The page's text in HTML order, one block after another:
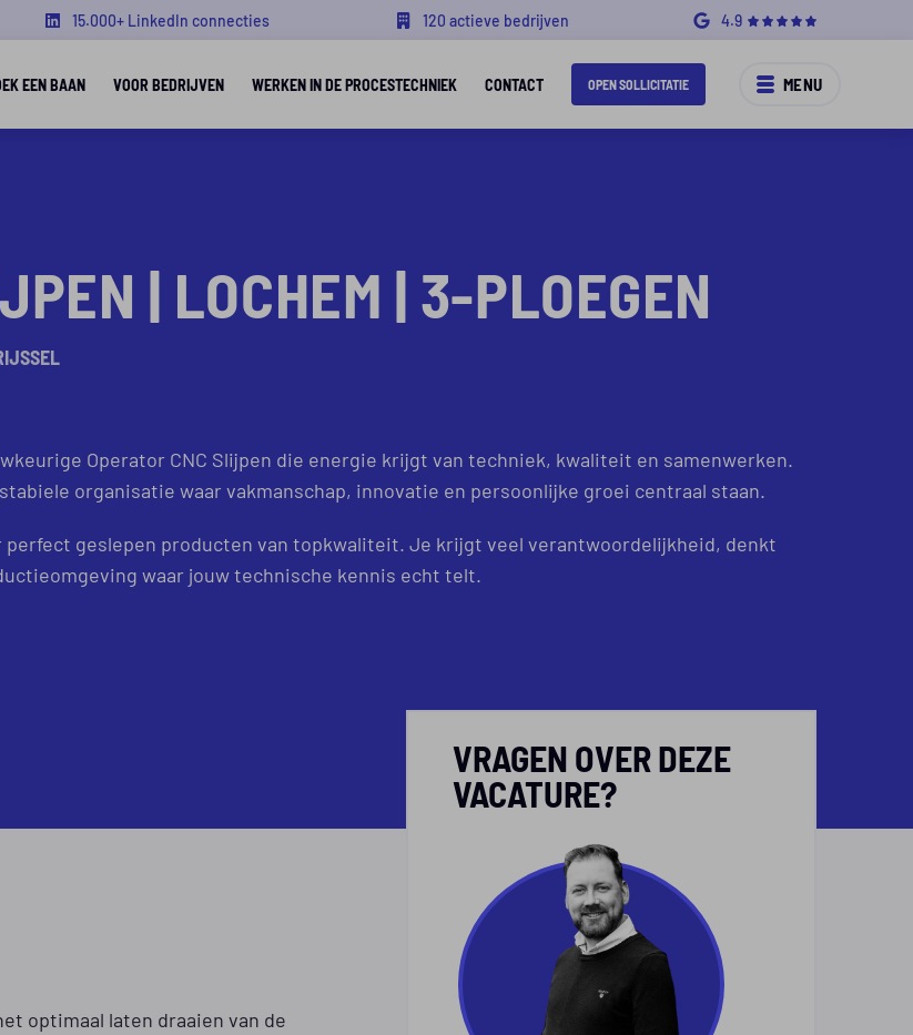
15.000+ LinkedIn connecties 120 actieve bedrijven 4.9
EEN BAAN VOOR BEDRIJVEN WERKEN IN DE PROCESTECHNIEK CONTACT OPEN SOLLICITATIE MENU
| LOCHEM | 3-PLOEGEN
Operator CNC Slijpen die energie krijgt van techniek, kwaliteit en samenwerken.
organisatie waar vakmanschap, innovatie en persoonlijke groei centraal staan.
geslepen producten van topkwaliteit. Je krijgt veel verantwoordelijkheid, denkt
waar jouw technische kennis echt telt.
optimaal laten draaien van de
VRAGEN OVER DEZE
VACATURE?